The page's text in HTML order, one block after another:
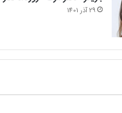
29 آذر 1401